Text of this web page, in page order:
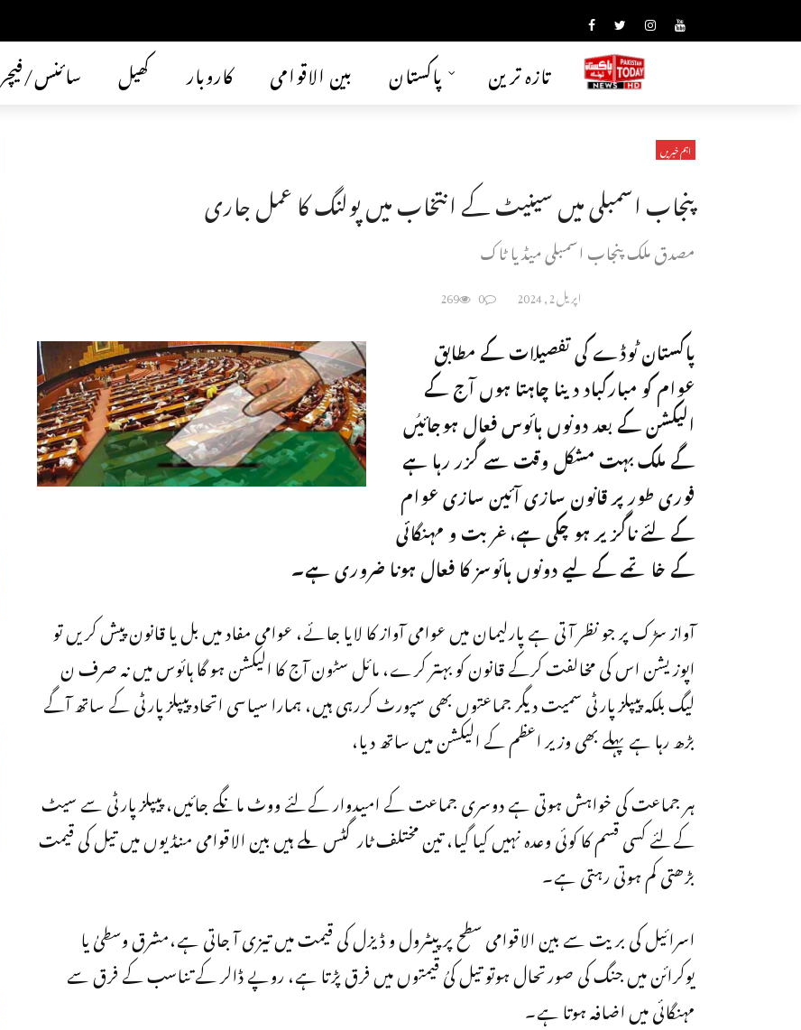
سائنس/فیچر کھیل کاروبار بین الاقوامی پاکستان تازہ ترین
اہم خبریں
پنجاب اسمبلی میں سینیٹ کے انتخاب میں پولنگ کا عمل جاری
مصدق ملک پنجاب اسمبلی میڈیا ٹاک
اپریل 2, 2024 0
269
پاکستان ٹوڈے کی تفصیلات کے مطابق
عوام کو مبارکباد دینا چاہتا ہوں آج کے
الیکشن کے بعد دونوں ہائوس فعال ہوجائیُں
گے ملک بہت مشکل وقت سے گزر رہا ہے
فوری طورپر قانون سازی آئین سازی عوام
کےلئے ناگزیر ہو چکی ہے،غربت و مہنگائی
کے خاتمے کےلیے دونوں ہائوسز کا فعال ہونا ضروری ہے۔
آواز سڑک پر جو نظر آتی ہے پارلیمان میں عوامی آواز کا لایا جائے، عوامی مفاد میں بل یا قانون پیش کریں تو
اپوزیشن اس کی مخالفت کرکے قانون کو بہتر کرے، مائل سٹون آج کا الیکشن ہو گا ہائوس میں نہ صرف ن
لیگ بلکہ پیپلزپارٹی سمیت دیگر جماعتوں بھی سپورٹ کررہی ہیں، ہمارا سیاسی اتحاد پیپلزپارٹی کے ساتھ آگے
بڑھ رہا ہے پہلے بھی وزیر اعظم کے الیکشن میں ساتھ دیا،
ہر جماعت کی خواہش ہوتی ہے دوسری جماعت کے امیدوار کےلئے ووٹ مانگے جائیں، پیپلزپارٹی سے سیٹ
کےلئے کسی قسم کا کوئی وعدہ نہیں کیا گیا، تین مختلف ٹارگٹس ملے ہیں بین الاقوامی منڈیوں میں تیل کی قیمت
بڑھتی کم ہوتی رہتی ہے۔
اسرائیل کی بریت سے بین الاقوامی سطح پر پیٹرول و ڈیزل کی قیمت میں تیزی آ جاتی ہے،مشرق وسطیٰ یا
یوکرائن میں جنگ کی صورتحال ہوتو تیل کیُ قیمتوں میں فرق پڑتا ہے، روپے ڈالر کے تناسب کے فرق سے
مہنگائی میں اضافہ ہوتا ہے۔